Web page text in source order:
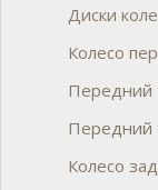
Диски
Колесо
Передний
Передний
Колесо